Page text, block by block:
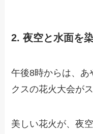
2. 夜空と水面を
午後8時からは、あ
クスの花火大会が
美しい花火が、夜